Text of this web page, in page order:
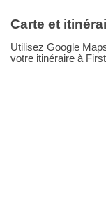
Carte et
Utilisez Google
votre itinéraire à